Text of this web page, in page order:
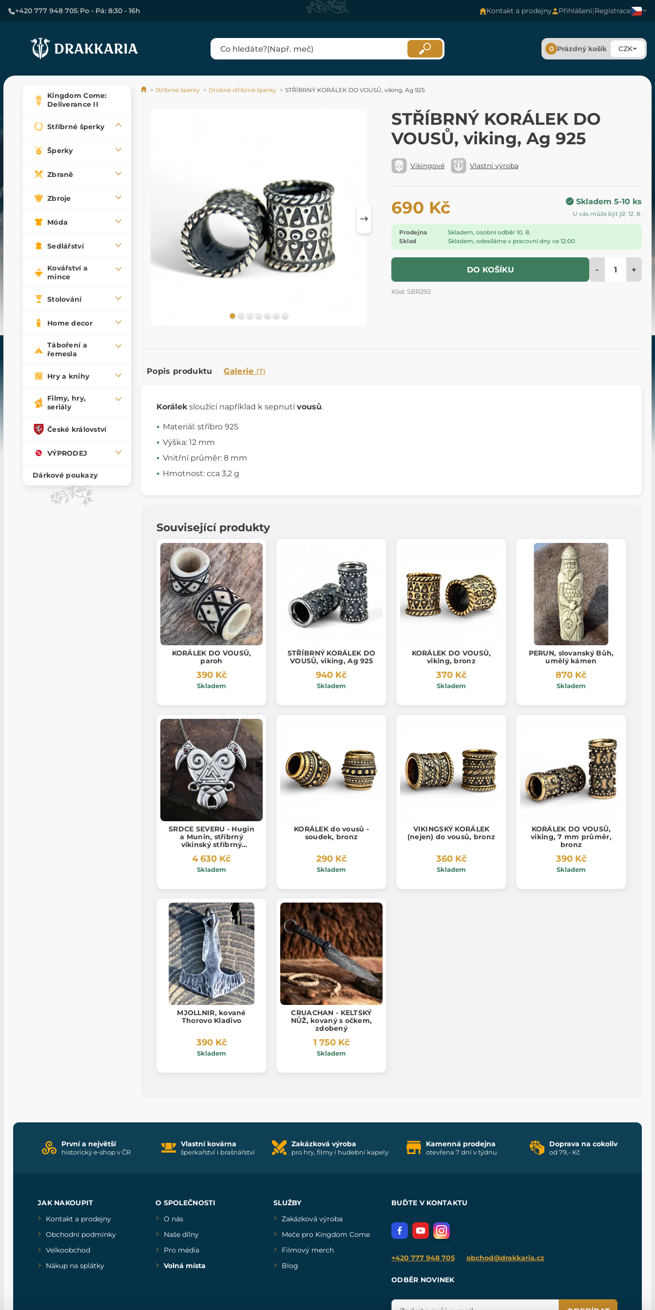
+420 777 948 705|Po - Pá: 8:30 - 16h Kontakt a prodejny Přihlášení|Registrace
0 Prázdný košík CZK
Kingdom Come:
Deliverance II
Stříbrné šperky
Šperky
Zbraně
Zbroje
Móda
Sedlářství
Kovářství a
mince
Stolování
Home decor
Táboření a
řemesla
Hry a knihy
Filmy, hry,
seriály
České království
VÝPRODEJ
Dárkové poukazy
Stříbrné šperky Drobné stříbrné šperky STŘÍBRNÝ KORÁLEK DO VOUSŮ, viking, Ag 925
STŘÍBRNÝ KORÁLEK DO
VOUSŮ, viking, Ag 925
Vikingové Vlastní výroba
690 Kč Skladem 5-10 ks
U vás může být již: 12. 8.
Prodejna
Skladem, osobní odběr 10. 8.
Sklad
Skladem, odesíláme v pracovní dny ve 12:00
DO KOŠÍKU - +
Kód: SBR292
Popis produktu Galerie (7)
Korálek sloužící například k sepnutívousů.
Materiál: stříbro 925
Výška: 12 mm
Vnitřní průměr: 8 mm
Hmotnost: cca 3,2 g
Související produkty
KORÁLEK DO VOUSŮ,
paroh
390 Kč
Skladem
STŘÍBRNÝ KORÁLEK DO
VOUSŮ, viking, Ag 925
940 Kč
Skladem
KORÁLEK DO VOUSŮ,
viking, bronz
370 Kč
Skladem
PERUN, slovanský Bůh,
umělý kámen
870 Kč
Skladem
SRDCE SEVERU - Hugin
a Munin, stříbrný
vikinský stříbrný
4 630 Kč
Skladem
KORÁLEK do vousů -
soudek, bronz
290 Kč
Skladem
VIKINGSKÝ KORÁLEK
(nejen) do vousů, bronz
360 Kč
Skladem
KORÁLEK DO VOUSŮ,
viking, 7 mm průměr,
bronz
390 Kč
Skladem
MJOLLNIR, kované
Thorovo Kladivo
390 Kč
Skladem
CRUACHAN - KELTSKÝ
NŮŽ, kovaný s očkem,
zdobený
1 750 Kč
Skladem
První a největší
historický e-shop v ČR
Vlastní kovárna
šperkařství i brašnářství
Zakázková výroba
pro hry, filmy i hudební kapely
Kamenná prodejna
otevřena 7 dní v týdnu
Doprava na cokoliv
od 79,- Kč
JAK NAKOUPIT
Kontakt a prodejny
Obchodní podmínky
Velkoobchod
Nákup na splátky
O SPOLEČNOSTI
O nás
Naše dílny
Pro média
Volná místa
SLUŽBY
Zakázková výroba
Meče pro Kingdom Come
Filmový merch
Blog
BUĎTE V KONTAKTU
+420 777 948 705 obchod@drakkaria.cz
ODBĚR NOVINEK